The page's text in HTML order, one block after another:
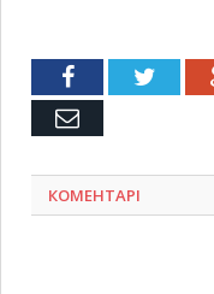
Facebook
Емейл
КОМЕНТАРІ